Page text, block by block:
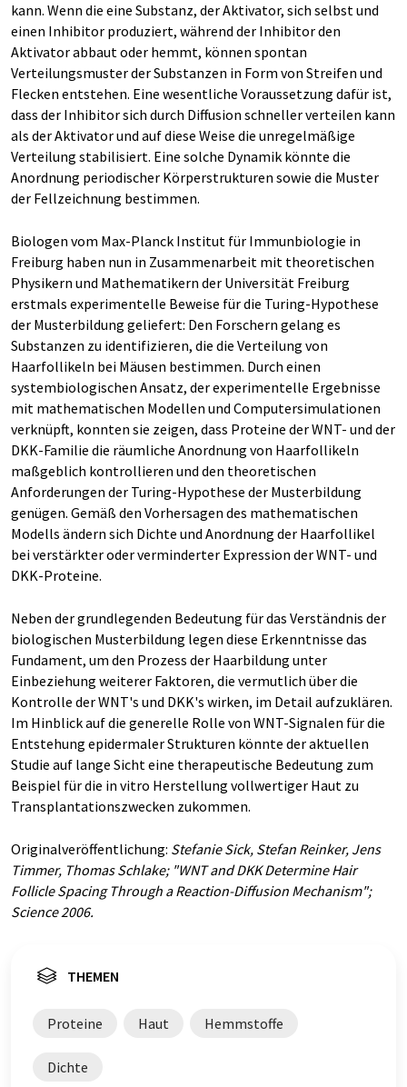
kann. Wenn die eine Substanz, der Aktivator, sich selbst und
einen Inhibitor produziert, während der Inhibitor den
Aktivator abbaut oder hemmt, können spontan
Verteilungsmuster der Substanzen in Form von Streifen und
Flecken entstehen. Eine wesentliche Voraussetzung dafür ist,
dass der Inhibitor sich durch Diffusion schneller verteilen kann
als der Aktivator und auf diese Weise die unregelmäßige
Verteilung stabilisiert. Eine solche Dynamik könnte die
Anordnung periodischer Körperstrukturen sowie die Muster
der Fellzeichnung bestimmen.
Biologen vom Max-Planck Institut für Immunbiologie in
Freiburg haben nun in Zusammenarbeit mit theoretischen
Physikern und Mathematikern der Universität Freiburg
erstmals experimentelle Beweise für die Turing-Hypothese
der Musterbildung geliefert: Den Forschern gelang es
Substanzen zu identifizieren, die die Verteilung von
Haarfollikeln bei Mäusen bestimmen. Durch einen
systembiologischen Ansatz, der experimentelle Ergebnisse
mit mathematischen Modellen und Computersimulationen
verknüpft, konnten sie zeigen, dass Proteine der WNT- und der
DKK-Familie die räumliche Anordnung von Haarfollikeln
maßgeblich kontrollieren und den theoretischen
Anforderungen der Turing-Hypothese der Musterbildung
genügen. Gemäß den Vorhersagen des mathematischen
Modells ändern sich Dichte und Anordnung der Haarfollikel
bei verstärkter oder verminderter Expression der WNT- und
DKK-Proteine.
Neben der grundlegenden Bedeutung für das Verständnis der
biologischen Musterbildung legen diese Erkenntnisse das
Fundament, um den Prozess der Haarbildung unter
Einbeziehung weiterer Faktoren, die vermutlich über die
Kontrolle der WNT's und DKK's wirken, im Detail aufzuklären.
Im Hinblick auf die generelle Rolle von WNT-Signalen für die
Entstehung epidermaler Strukturen könnte der aktuellen
Studie auf lange Sicht eine therapeutische Bedeutung zum
Beispiel für die in vitro Herstellung vollwertiger Haut zu
Transplantationszwecken zukommen.
Originalveröffentlichung: Stefanie Sick, Stefan Reinker, Jens
Timmer, Thomas Schlake; "WNT and DKK Determine Hair
Follicle Spacing Through a Reaction-Diffusion Mechanism";
Science 2006.
THEMEN
Proteine Haut Hemmstoffe
Dichte